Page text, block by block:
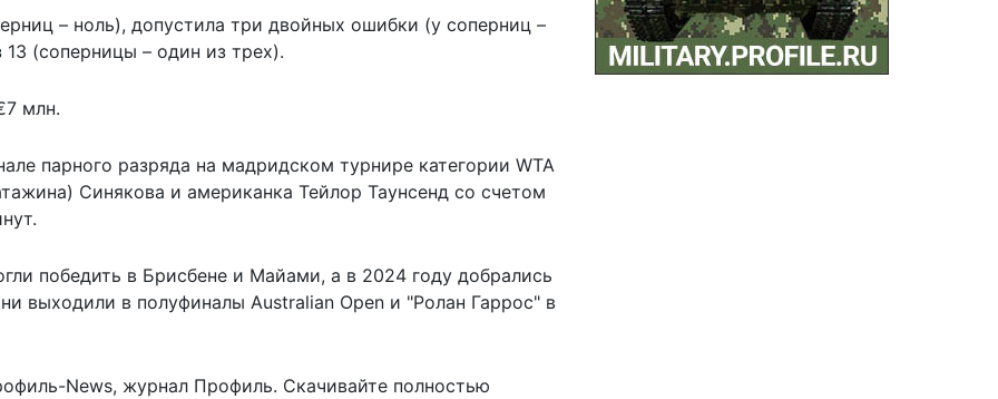
– ноль), допустила три двойных ошибки (у соперниц –
(соперницы – один из трех).
млн.
парного разряда на мадридском турнире категории WTA
Синякова и американка Тейлор Таунсенд со счетом
победить в Брисбене и Майами, а в 2024 году добрались
выходили в полуфиналы Australian Open и "Ролан Гаррос" в
News, журнал Профиль. Скачивайте полностью